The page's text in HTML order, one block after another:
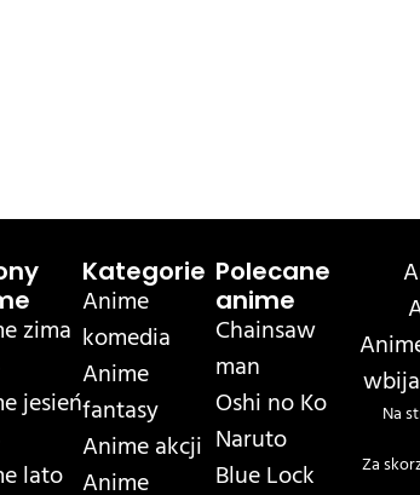
zima
jesień
lato
Kategorie
Anime
komedia
Anime
fantasy
Anime akcji
Anime
Polecane
anime
Chainsaw
man
Oshi no Ko
Naruto
Blue Lock
Na
Za